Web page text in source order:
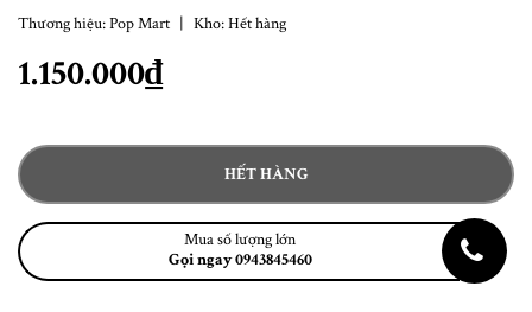
Thương hiệu:Pop Mart Kho:Hết hàng
1.150.000₫
HẾT HÀNG
Mua số lượng lớn
Gọi ngay 0943845460